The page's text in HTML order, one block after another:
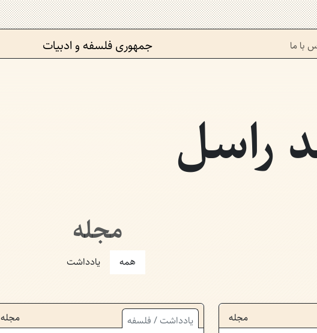
جمهوری فلسفه و ادبیات با ما
راسل
مجله
همه یادداشت
مجله یادداشت/ فلسفه مجله